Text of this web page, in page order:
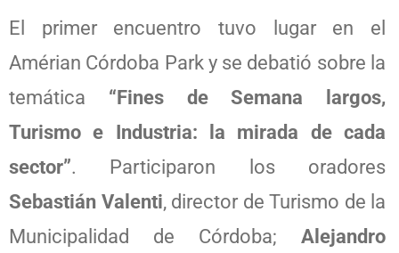
El primer encuentro tuvo lugar en el
Amérian Córdoba Park y se debatió sobre la
temática “Fines de Semana largos,
Turismo e Industria: la mirada de cada
sector”. Participaron los oradores
Sebastián Valenti, director de Turismo de la
Municipalidad de Córdoba; Alejandro